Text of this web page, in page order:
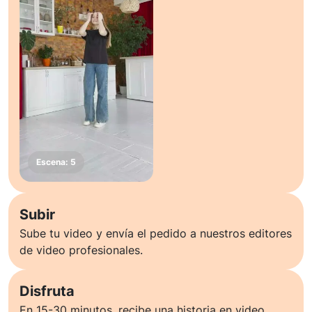
Subir
Sube tu video y envía el pedido a nuestros editores
de video profesionales.
Disfruta